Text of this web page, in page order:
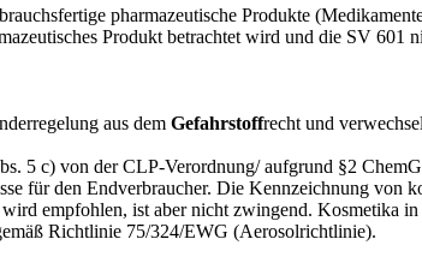
pharmazeutische Produkte
Produkt betrachtet wird und die SV 601
aus dem Gefahrstoffrecht und
5 c) von der CLP-Verordnung/ aufgrund §2
für den Endverbraucher. Die Kennzeichnung von
empfohlen, ist aber nicht zwingend. Kosmetika
Richtlinie 75/324/EWG (Aerosolrichtlinie).